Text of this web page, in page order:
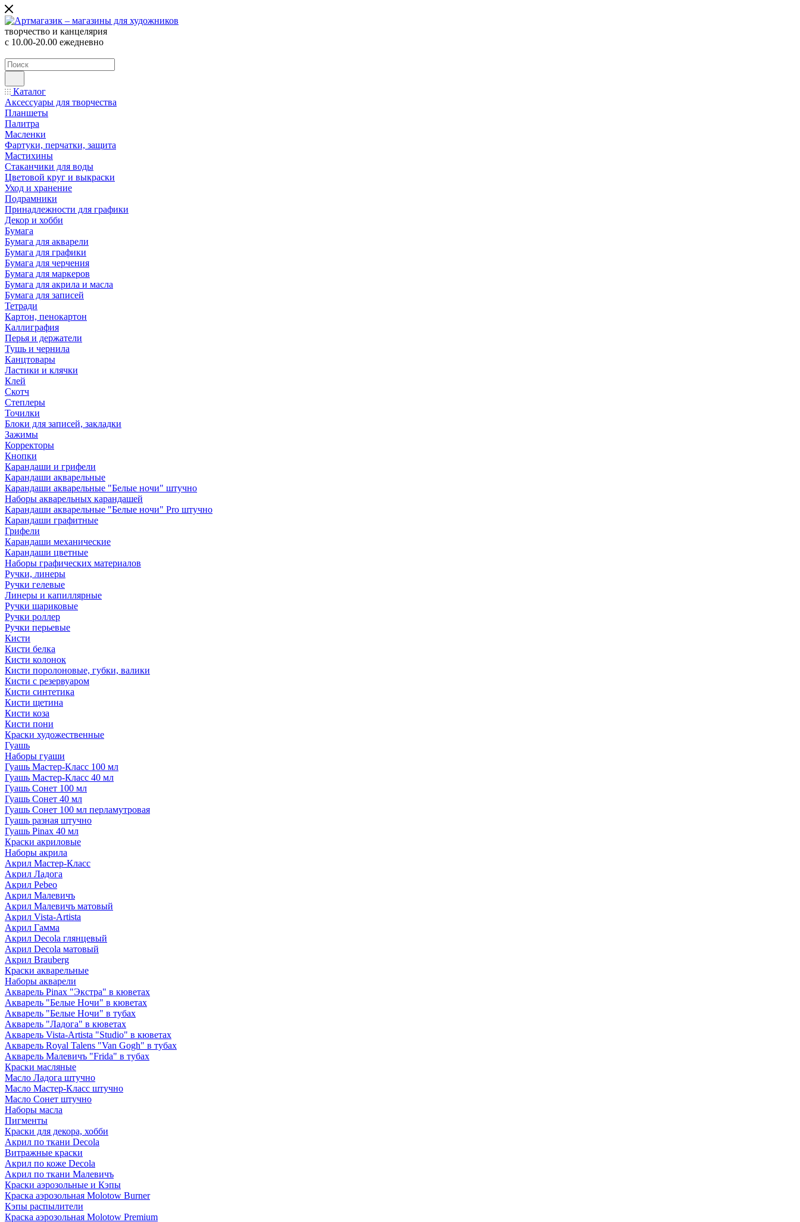
творчество и канцелярия
с 10.00-20.00 ежедневно
Каталог
Аксессуары для творчества
Планшеты
Палитра
Масленки
Фартуки, перчатки, защита
Мастихины
Стаканчики для воды
Цветовой круг и выкраски
Уход и хранение
Подрамники
Принадлежности для графики
Декор и хобби
Бумага
Бумага для акварели
Бумага для графики
Бумага для черчения
Бумага для маркеров
Бумага для акрила и масла
Бумага для записей
Тетради
Картон, пенокартон
Каллиграфия
Перья и держатели
Тушь и чернила
Канцтовары
Ластики и клячки
Клей
Скотч
Степлеры
Точилки
Блоки для записей, закладки
Зажимы
Корректоры
Кнопки
Карандаши и грифели
Карандаши акварельные
Карандаши акварельные "Белые ночи" штучно
Наборы акварельных карандашей
Карандаши акварельные "Белые ночи" Pro штучно
Карандаши графитные
Грифели
Карандаши механические
Карандаши цветные
Наборы графических материалов
Ручки, линеры
Ручки гелевые
Линеры и капиллярные
Ручки шариковые
Ручки роллер
Ручки перьевые
Кисти
Кисти белка
Кисти колонок
Кисти поролоновые, губки, валики
Кисти с резервуаром
Кисти синтетика
Кисти щетина
Кисти коза
Кисти пони
Краски художественные
Гуашь
Наборы гуаши
Гуашь Мастер-Класс 100 мл
Гуашь Мастер-Класс 40 мл
Гуашь Сонет 100 мл
Гуашь Сонет 40 мл
Гуашь Сонет 100 мл перламутровая
Гуашь разная штучно
Гуашь Pinax 40 мл
Краски акриловые
Наборы акрила
Акрил Мастер-Класс
Акрил Ладога
Акрил Pebeo
Акрил Малевичъ
Акрил Малевичъ матовый
Акрил Vista-Artista
Акрил Гамма
Акрил Decola глянцевый
Акрил Decola матовый
Акрил Brauberg
Краски акварельные
Наборы акварели
Акварель Pinax "Экстра" в кюветах
Акварель "Белые Ночи" в кюветах
Акварель "Белые Ночи" в тубах
Акварель "Ладога" в кюветах
Акварель Vista-Artista "Studio" в кюветах
Акварель Royal Talens "Van Gogh" в тубах
Акварель Малевичъ "Frida" в тубах
Краски масляные
Масло Ладога штучно
Масло Мастер-Класс штучно
Масло Сонет штучно
Наборы масла
Пигменты
Краски для декора, хобби
Акрил по ткани Decola
Витражные краски
Акрил по коже Decola
Акрил по ткани Малевичъ
Краски аэрозольные и Кэпы
Краска аэрозольная Molotow Burner
Кэпы распылители
Краска аэрозольная Molotow Premium